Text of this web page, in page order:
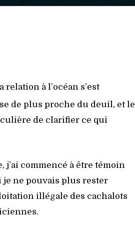
relation à l’océan s’est
de plus proche du deuil, et le
de clarifier ce qui
j’ai commencé à être témoin
je ne pouvais plus rester
illégale des cachalots